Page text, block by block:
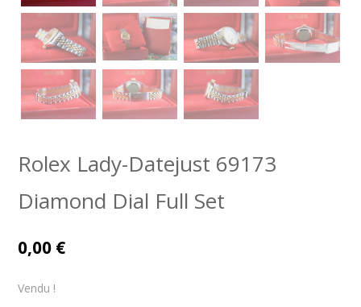
Rolex Lady-Datejust 69173
Diamond Dial Full Set
0,00 €
Vendu !